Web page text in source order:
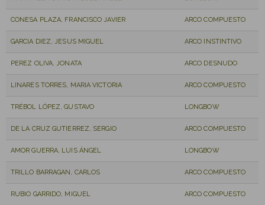
CONESA PLAZA, FRANCISCO JAVIER ARCO COMPUESTO
GARCIA DIEZ, JESUS MIGUEL ARCO INSTINTIVO
PEREZ OLIVA, JONATA ARCO DESNUDO
LINARES TORRES, MARIA VICTORIA ARCO COMPUESTO
TRÉBOL LÓPEZ, GUSTAVO LONGBOW
DE LA CRUZ GUTIERREZ, SERGIO ARCO COMPUESTO
AMOR GUERRA, LUIS ÁNGEL LONGBOW
TRILLO BARRAGAN, CARLOS ARCO COMPUESTO
RUBIO GARRIDO, MIGUEL ARCO COMPUESTO